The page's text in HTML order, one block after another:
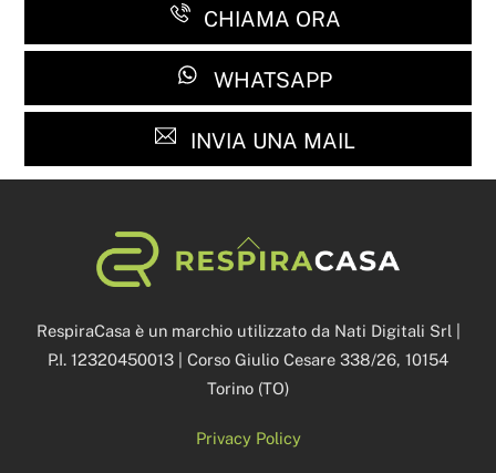
CHIAMA ORA
WHATSAPP
INVIA UNA MAIL
Back
To
RespiraCasa è un marchio utilizzato da Nati Digitali Srl |
P.I. 12320450013 | Corso Giulio Cesare 338/26, 10154
Torino (TO)
Privacy Policy